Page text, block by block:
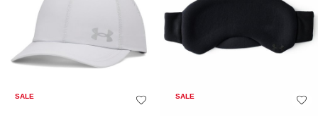
SALE SALE